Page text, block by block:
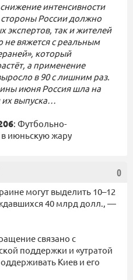
интенсивности
России должно
экспертов, так и жителей
вяжется с реальным
который
а применение
в 90 с лишним раз.
июня Россия шла на
выпуска…
: Футбольно-
июньскую жару
0
могут выделить 10–12
40 млрд долл., —
связано с
поддержки и «утратой
Киев и его